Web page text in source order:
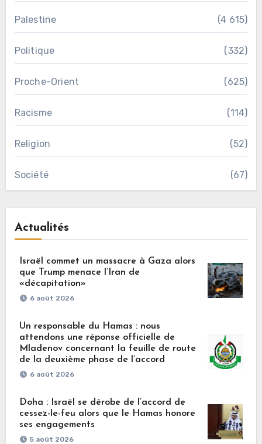
Palestine (4 615)
Politique (332)
Proche-Orient (625)
Racisme (114)
Religion (52)
Société (67)
Actualités
Israël commet un massacre à Gaza alors
que Trump menace l’Iran de
«décapitation»
6 août 2026
Un responsable du Hamas : nous
attendons une réponse officielle de
Mladenov concernant la feuille de route
de la deuxième phase de l’accord
6 août 2026
Doha : Israël se dérobe de l’accord de
cessez-le-feu alors que le Hamas honore
ses engagements
5 août 2026